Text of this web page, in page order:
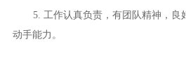
5. 工作认真负责，有团队精神，良
动手能力。